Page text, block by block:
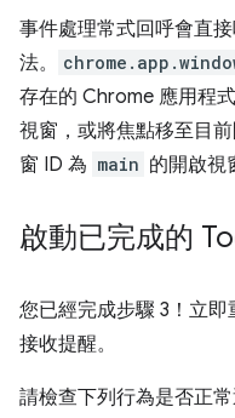
事件處理常式回呼會直接
法。
存在的 Chrome 應用程
視窗，或將焦點移至目
窗 ID 為 main 的開啟視
啟動已完成的
您已經完成步驟 3！立
接收提醒。
請檢查下列行為是否正常